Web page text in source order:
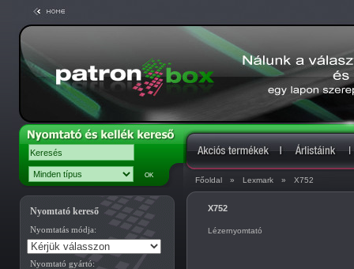
Főoldal » Lexmark » X752
Nyomtató kereső
Nyomtatás módja:
Nyomtató gyártó:
X752
Lézernyomtató